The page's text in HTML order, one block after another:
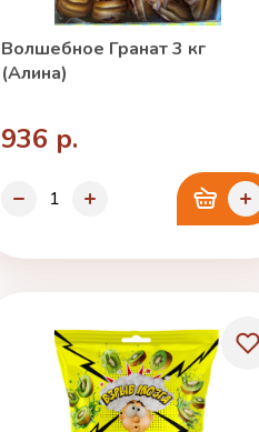
Волшебное Гранат 3 кг
(Алина)
936 р.